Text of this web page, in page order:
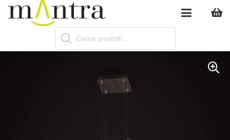
Products
search